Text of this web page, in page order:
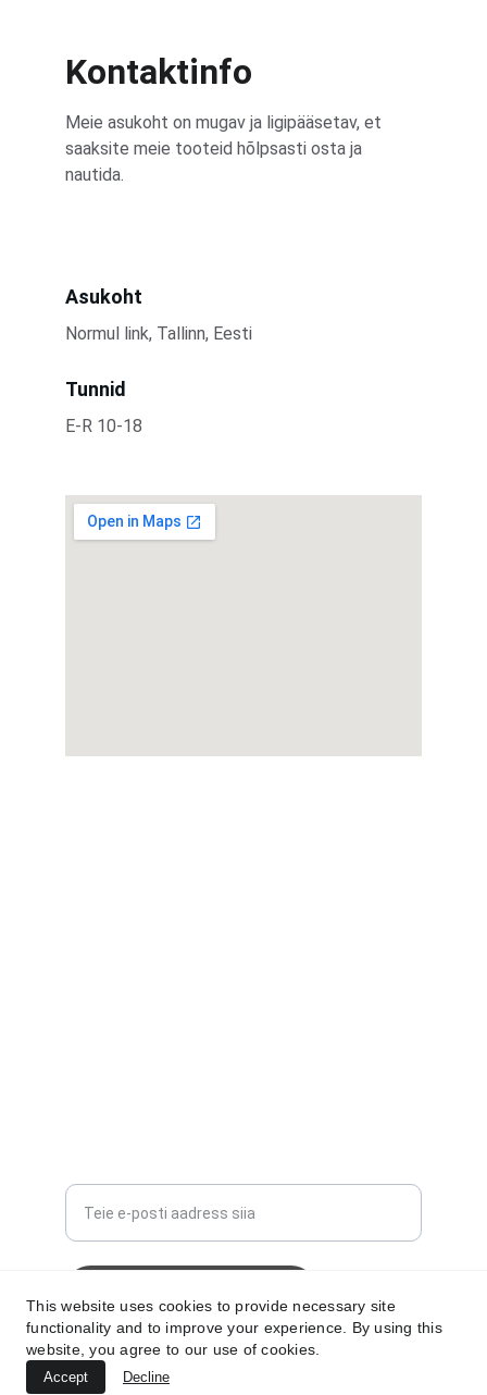
Kontaktinfo
Meie asukoht on mugav ja ligipääsetav, et
saaksite meie tooteid hõlpsasti osta ja
nautida.
Asukoht
Normul link, Tallinn, Eesti
Tunnid
E-R 10-18
This website uses cookies to provide necessary site
functionality and to improve your experience. By using this
website, you agree to our use of cookies.
Accept Decline